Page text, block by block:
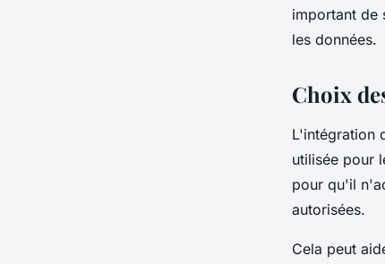
important de
les données.
Choix
L'intégration
utilisée pour
pour qu'il
autorisées.
Cela peut